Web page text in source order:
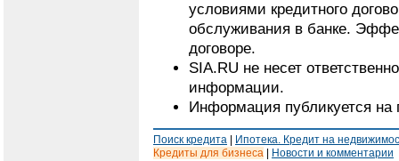
условиями кредитного
обслуживания в банке.
договоре.
SIA.RU не несет
информации.
Информация публикуется на
Поиск кредита
Ипотека. Кредит на
Кредиты для бизнеса
Новости и комментарии